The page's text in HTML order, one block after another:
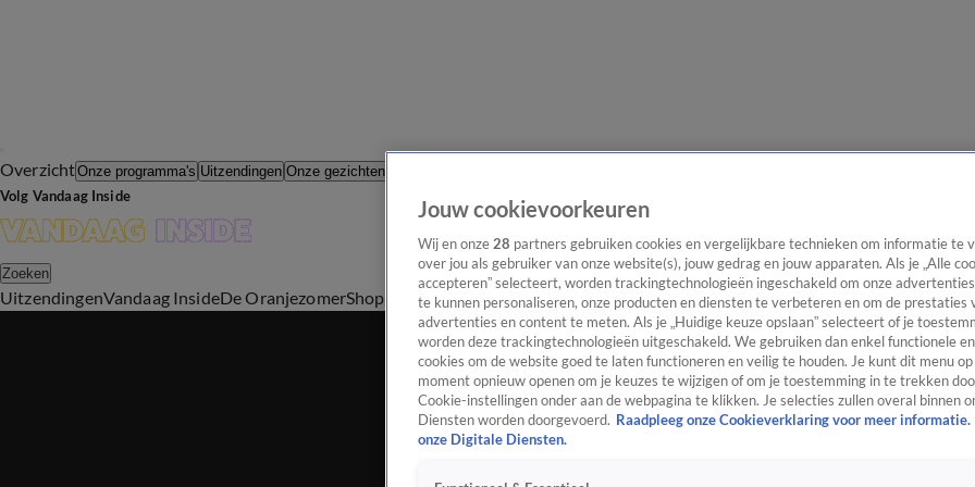
OverzichtOnze programma's Uitzendingen Onze gezichten
Volg Vandaag Inside
Zoeken
UitzendingenVandaag InsideDe OranjezomerShop Uitzending bijwonen
Jouw cookievoorkeuren
Wij en onze 28 partners gebruiken cookies en vergelijkbare technieken om informatie te
over jou als gebruiker van onze website(s), jouw gedrag en jouw apparaten. Als je „Alle
accepteren” selecteert, worden trackingtechnologieën ingeschakeld om onze
te kunnen personaliseren, onze producten en diensten te verbeteren en om de prestaties
advertenties en content te meten. Als je „Huidige keuze opslaan” selecteert of je
worden deze trackingtechnologieën uitgeschakeld. We gebruiken dan enkel functionele
cookies om de website goed te laten functioneren en veilig te houden. Je kunt dit menu
moment opnieuw openen om je keuzes te wijzigen of om je toestemming in te trekken
Cookie-instellingen onder aan de webpagina te klikken. Je selecties zullen overal binnen
Diensten worden doorgevoerd. Raadpleeg onze Cookieverklaring voor meer informatie.
onze Digitale Diensten.